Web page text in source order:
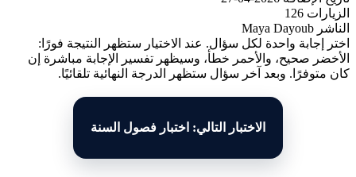
الزيارات 126
الناشر Maya Dayoub
اختر إجابة واحدة لكل سؤال. عند الاختيار ستظهر النتيجة فورًا:
الأخضر صحيح، والأحمر خطأ، وسيظهر تفسير الإجابة مباشرة إن
كان متوفرًا. وبعد آخر سؤال ستظهر الدرجة النهائية تلقائيًا.
الاختبار التالي: اختبار فصول السنة